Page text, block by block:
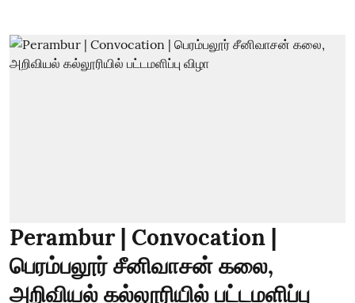
Perambur | Convocation |
பெரம்பலூர் சீனிவாசன் கலை,
அறிவியல் கல்லூரியில் பட்டமளிப்பு